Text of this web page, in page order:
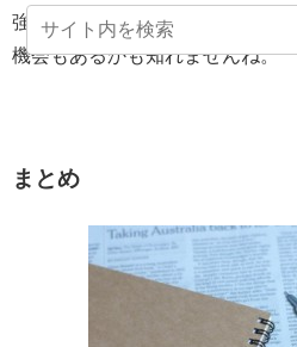
強いですね。フィーフィーさん
機会もあるかも知れませんね。
まとめ